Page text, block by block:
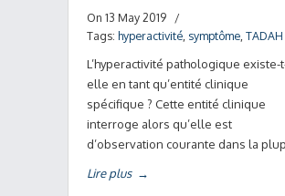
On 13 May 2019
/
Tags: hyperactivité symptôme TADAH
L’hyperactivité pathologique existe-
elle en tant qu’entité clinique
spécifique ? Cette entité clinique
interroge alors qu’elle est
d’observation courante dans la
Lire plus →